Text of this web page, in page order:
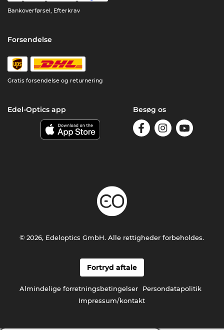
Bankoverførsel, Efterkrav
Forsendelse
Gratis forsendelse og returnering
Edel-Optics app Besøg os
Fortryd aftale
Almindelige forretningsbetingelser
Persondatapolitik
Impressum/kontakt
© 2026, Edeloptics GmbH. Alle rettigheder forbeholdes.